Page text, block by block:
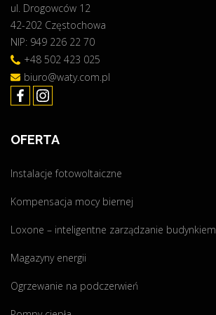
S
A
I
"
ul. Drogowców 12
42-202 Częstochowa
NIP: 949 226 22 70
+48 502 423 025
biuro@waty.com.pl
OFERTA
Instalacje fotowoltaiczne
Kompensacja mocy biernej
Loxone – inteligentne zarządzanie budynkiem
Magazyny energii
Ogrzewanie na podczerwień